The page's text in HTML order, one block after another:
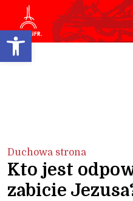
Open toolbar
Duchowa strona
Kto jest
zabicie